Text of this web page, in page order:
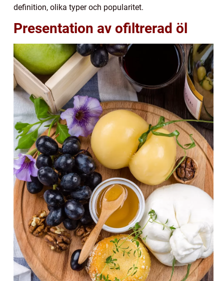
definition, olika typer och popularitet.
Presentation av ofiltrerad öl